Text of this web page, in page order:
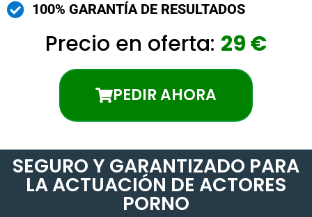
100% GARANTÍA DE RESULTADOS
Precio en oferta: 29 €
PEDIR AHORA
SEGURO Y GARANTIZADO PARA
LA ACTUACIÓN DE ACTORES
PORNO